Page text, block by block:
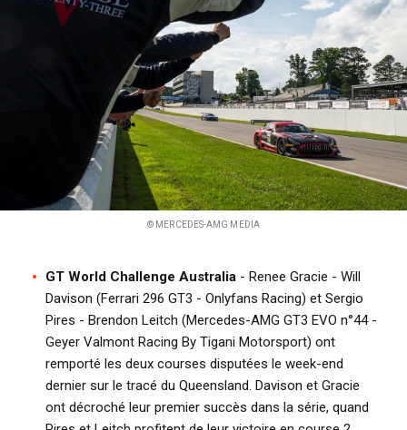
© MERCEDES-AMG MEDIA
GT World Challenge Australia - Renee Gracie - Will
Davison (Ferrari 296 GT3 - Onlyfans Racing) et Sergio
Pires - Brendon Leitch (Mercedes-AMG GT3 EVO n°44 -
Geyer Valmont Racing By Tigani Motorsport) ont
remporté les deux courses disputées le week-end
dernier sur le tracé du Queensland. Davison et Gracie
ont décroché leur premier succès dans la série, quand